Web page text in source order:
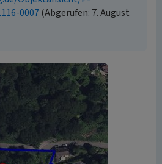
0007(Abgerufen: 7. August